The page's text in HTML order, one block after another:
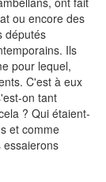
ou encore des
députés
Ils
pour lequel,
C'est à eux
on tant
? Qui étaient-
et comme
essaierons